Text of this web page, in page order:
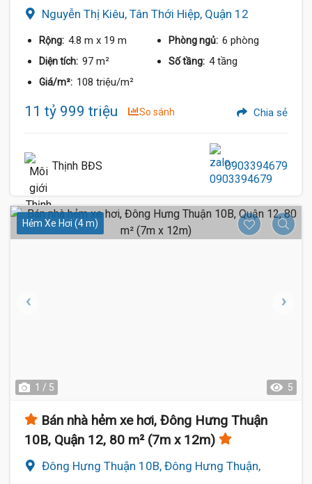
Nguyễn Thị Kiêu, Tân Thới Hiệp, Quận 12
Rộng: 4.8 m x 19 m Phòng ngủ: 6 phòng
Diện tích: 97 m² Số tầng: 4 tầng
Giá/m²: 108 triệu/m²
11 tỷ 999 triệu So sánh Chia sẻ
Thịnh BĐS 0903394679
Hẻm Xe Hơi (4 m)
1 / 5 5
Bán nhà hẻm xe hơi, Đông Hưng Thuận
10B, Quận 12, 80 m² (7m x 12m)
Đông Hưng Thuận 10B, Đông Hưng Thuận,